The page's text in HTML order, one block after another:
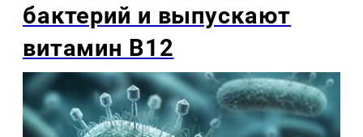
бактерий и выпускают
витамин B12